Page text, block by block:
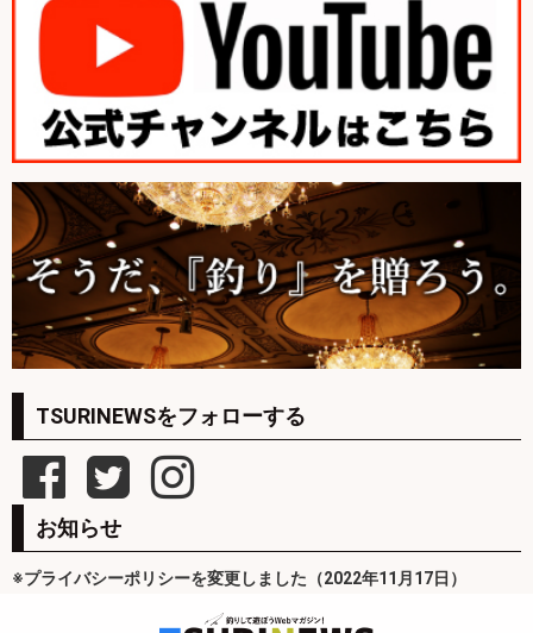
TSURINEWSをフォローする
お知らせ
※プライバシーポリシーを変更しました（2022年11月17日）